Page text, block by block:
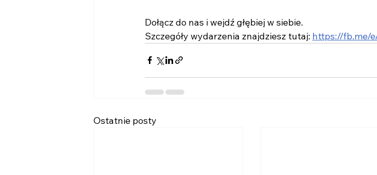
Dołącz do nas i wejdź głębiej w siebie.
Szczegóły wydarzenia znajdziesz tutaj: https://fb.me/
Ostatnie posty